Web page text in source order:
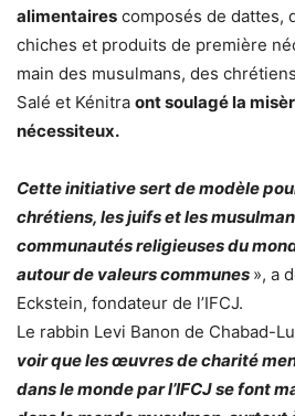
alimentaires composés de dattes,
chiches et produits de première
main des musulmans, des
Salé et Kénitra ont soulagé la
nécessiteux.
Cette initiative sert de modèle
chrétiens, les juifs et les
communautés religieuses du
autour de valeurs communes », a
Eckstein, fondateur de l’IFCJ.
Le rabbin Levi Banon de Chabad-
voir que les œuvres de charité
dans le monde par l’IFCJ se font